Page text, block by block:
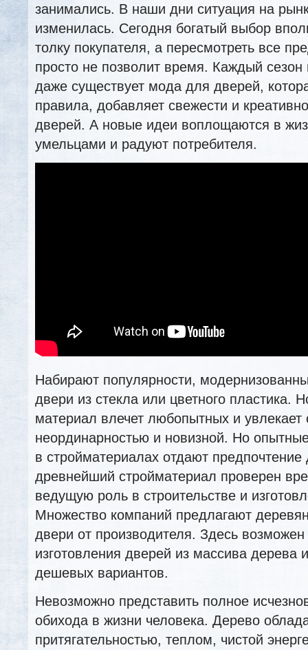
занимались. В наши дни ситуация на
изменилась. Сегодня богатый выбор
толку покупателя, а пересмотреть все
просто не позволит время. Каждый
даже существует мода для дверей,
правила, добавляет свежести и
дверей. А новые идеи воплощаются в
умельцами и радуют потребителя.
Набирают популярности,
двери из стекла или цветного пластика.
материал влечет любопытных и увлекает
неординарностью и новизной. Но
в стройматериалах отдают предпочтение
древнейший стройматериал проверен
ведущую роль в строительстве и
Множество компаний предлагают
двери от производителя. Здесь возможен
изготовления дверей из массива дерева
дешевых вариантов.
Невозможно представить полное
обихода в жизни человека. Дерево
притягательностью, теплом, чистой